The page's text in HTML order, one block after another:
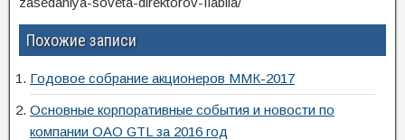
Похожие записи
Годовое собрание акционеров ММК-2017
Основные корпоративные события и новости по
компании ОАО GTL за 2016 год